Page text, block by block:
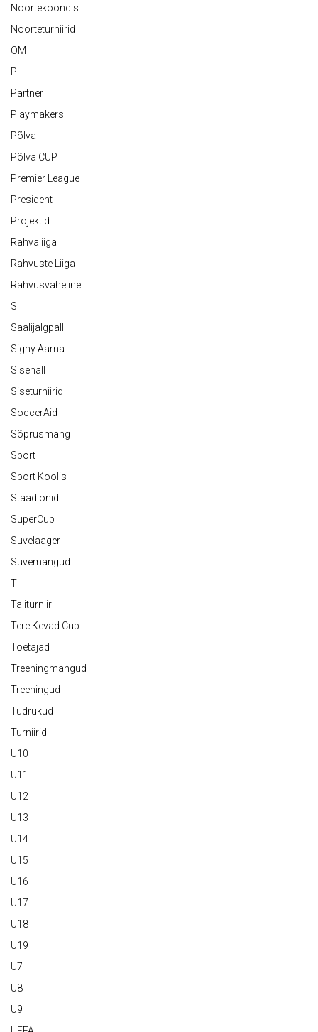
Noortekoondis
Noorteturniirid
OM
P
Partner
Playmakers
Põlva
Põlva CUP
Premier League
President
Projektid
Rahvaliiga
Rahvuste Liiga
Rahvusvaheline
S
Saalijalgpall
Signy Aarna
Sisehall
Siseturniirid
SoccerAid
Sõprusmäng
Sport
Sport Koolis
Staadionid
SuperCup
Suvelaager
Suvemängud
T
Taliturniir
Tere Kevad Cup
Toetajad
Treeningmängud
Treeningud
Tüdrukud
Turniirid
U10
U11
U12
U13
U14
U15
U16
U17
U18
U19
U7
U8
U9